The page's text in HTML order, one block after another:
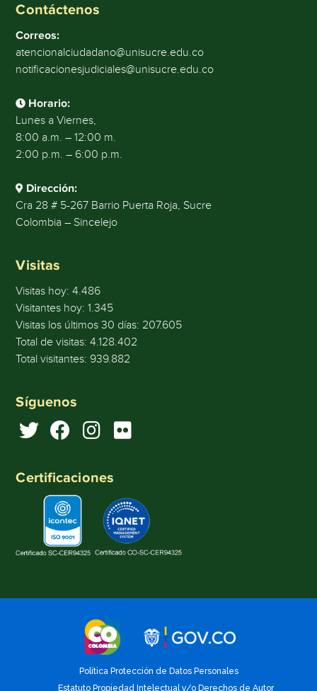
Contáctenos
Correos:
atencionalciudadano@unisucre.edu.co
notificacionesjudiciales@unisucre.edu.co
Horario:
Lunes a Viernes,
8:00 a.m. – 12:00 m.
2:00 p.m. – 6:00 p.m.
Dirección:
Cra 28 # 5-267 Barrio Puerta Roja, Sucre
Colombia – Sincelejo
Visitas
Visitas hoy:4.486
Visitantes hoy:1.345
Visitas los últimos 30 días: 207.605
Total de visitas:4.128.402
Total visitantes: 939.882
Síguenos
Certificaciones
Política Protección de Datos Personales
Estatuto Propiedad Intelectual y/o Derechos de Autor